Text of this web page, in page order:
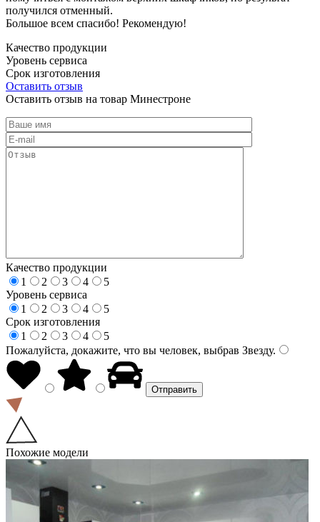
получился отменный.
Большое всем спасибо! Рекомендую!
Качество продукции
Уровень сервиса
Срок изготовления
Оставить отзыв
Оставить отзыв на товар Минестроне
Качество продукции
1
2 3 4
5
Уровень сервиса
1
2 3 4
5
Срок изготовления
1
2 3 4
5
Пожалуйста, докажите, что вы человек, выбрав Звезду.
Похожие модели